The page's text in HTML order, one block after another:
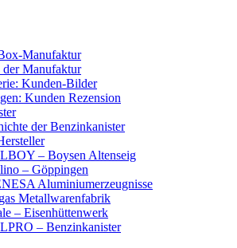
Manufaktur
der Manufaktur
Kunden-Bilder
Kunden Rezension
der Benzinkanister
– Boysen Altenseig
– Göppingen
Aluminiumerzeugnisse
Metallwarenfabrik
– Eisenhüttenwerk
– Benzinkanister